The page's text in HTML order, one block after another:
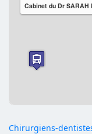
Cabinet du Dr SARAH
Chirurgiens-